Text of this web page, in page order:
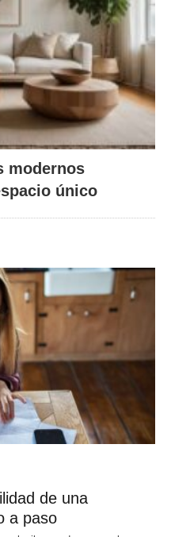
modernos
único
de una
a paso